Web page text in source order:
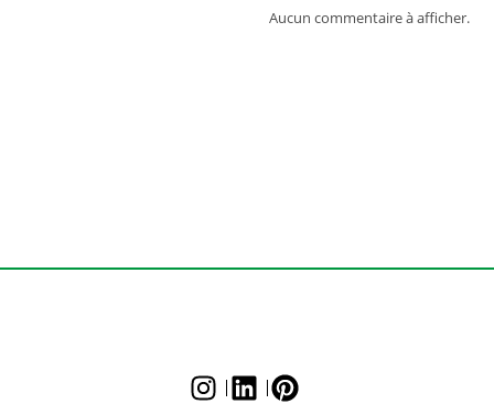
Aucun commentaire à afficher.